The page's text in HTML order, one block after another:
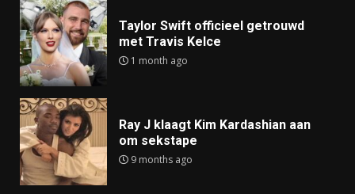
Taylor Swift officieel getrouwd
met Travis Kelce
1 month ago
Ray J klaagt Kim Kardashian aan
om sekstape
9 months ago